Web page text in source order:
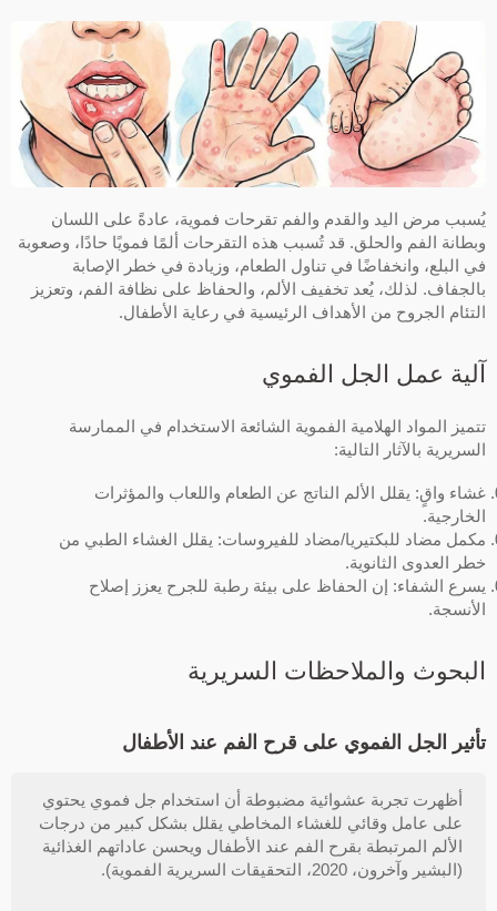
يُسبب مرض اليد والقدم والفم تقرحات فموية، عادةً على اللسان
وبطانة الفم والحلق. قد تُسبب هذه التقرحات ألمًا فمويًا حادًا، وصعوبة
في البلع، وانخفاضًا في تناول الطعام، وزيادة في خطر الإصابة
بالجفاف. لذلك، يُعد تخفيف الألم، والحفاظ على نظافة الفم، وتعزيز
التئام الجروح من الأهداف الرئيسية في رعاية الأطفال.
آلية عمل الجل الفموي
تتميز المواد الهلامية الفموية الشائعة الاستخدام في الممارسة
السريرية بالآثار التالية:
غشاء واقٍ: يقلل الألم الناتج عن الطعام واللعاب والمؤثرات
الخارجية.
مكمل مضاد للبكتيريا/مضاد للفيروسات: يقلل الغشاء الطبي من
خطر العدوى الثانوية.
يسرع الشفاء: إن الحفاظ على بيئة رطبة للجرح يعزز إصلاح
الأنسجة.
البحوث والملاحظات السريرية
تأثير الجل الفموي على قرح الفم عند الأطفال
أظهرت تجربة عشوائية مضبوطة أن استخدام جل فموي يحتوي
على عامل وقائي للغشاء المخاطي يقلل بشكل كبير من درجات
الألم المرتبطة بقرح الفم عند الأطفال ويحسن عاداتهم الغذائية
(البشير وآخرون، 2020، التحقيقات السريرية الفموية).